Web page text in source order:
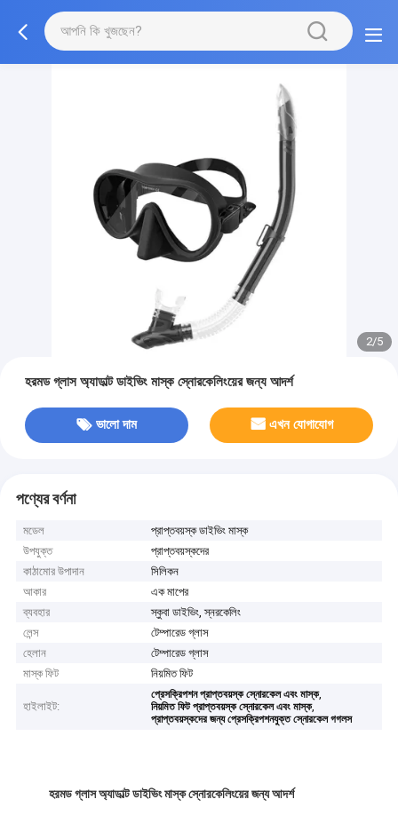
2/5
হরমড গ্লাস অ্যাডাল্ট ডাইভিং মাস্ক স্নোরকেলিংয়ের জন্য আদর্শ
ভালো দাম এখন যোগাযোগ
পণ্যের বর্ণনা
মডেল
প্রাপ্তবয়স্ক ডাইভিং মাস্ক
উপযুক্ত
প্রাপ্তবয়স্কদের
কাঠামোর উপাদান
সিলিকন
আকার
এক মাপের
ব্যবহার
স্কুবা ডাইভিং, স্নরকেলিং
লেন্স
টেম্পারেড গ্লাস
হেলান
টেম্পারেড গ্লাস
মাস্ক ফিট
নিয়মিত ফিট
হাইলাইট:
প্রেসক্রিপশন প্রাপ্তবয়স্ক স্নোরকেল এবং মাস্ক,
নিয়মিত ফিট প্রাপ্তবয়স্ক স্নোরকেল এবং মাস্ক,
প্রাপ্তবয়স্কদের জন্য প্রেসক্রিপশনযুক্ত স্নোরকেল গগলস
হরমড গ্লাস অ্যাডাল্ট ডাইভিং মাস্ক স্নোরকেলিংয়ের জন্য আদর্শ